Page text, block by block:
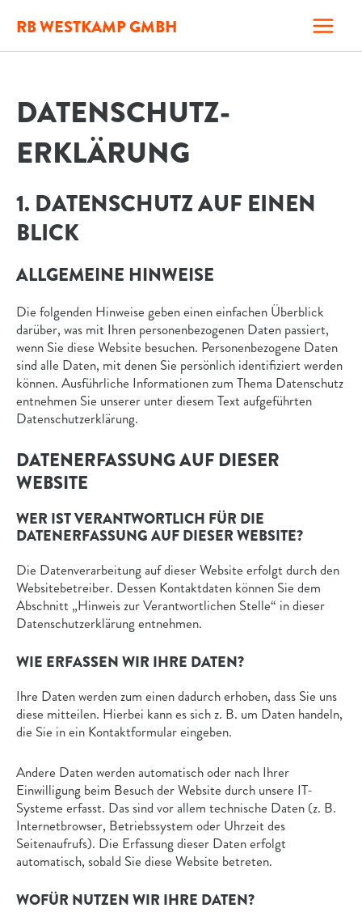
InhaltRB WESTKAMP GMBH
DATENSCHUTZ­
ERKLÄRUNG
1. DATENSCHUTZ AUF EINEN
BLICK
ALLGEMEINE HINWEISE
Die folgenden Hinweise geben einen einfachen Überblick
darüber, was mit Ihren personenbezogenen Daten passiert,
wenn Sie diese Website besuchen. Personenbezogene Daten
sind alle Daten, mit denen Sie persönlich identifiziert werden
können. Ausführliche Informationen zum Thema Datenschutz
entnehmen Sie unserer unter diesem Text aufgeführten
Datenschutzerklärung.
DATENERFASSUNG AUF DIESER
WEBSITE
WER IST VERANTWORTLICH FÜR DIE
DATENERFASSUNG AUF DIESER WEBSITE?
Die Datenverarbeitung auf dieser Website erfolgt durch den
Websitebetreiber. Dessen Kontaktdaten können Sie dem
Abschnitt „Hinweis zur Verantwortlichen Stelle“ in dieser
Datenschutzerklärung entnehmen.
WIE ERFASSEN WIR IHRE DATEN?
Ihre Daten werden zum einen dadurch erhoben, dass Sie uns
diese mitteilen. Hierbei kann es sich z. B. um Daten handeln,
die Sie in ein Kontaktformular eingeben.
Andere Daten werden automatisch oder nach Ihrer
Einwilligung beim Besuch der Website durch unsere IT-
Systeme erfasst. Das sind vor allem technische Daten (z. B.
Internetbrowser, Betriebssystem oder Uhrzeit des
Seitenaufrufs). Die Erfassung dieser Daten erfolgt
automatisch, sobald Sie diese Website betreten.
WOFÜR NUTZEN WIR IHRE DATEN?